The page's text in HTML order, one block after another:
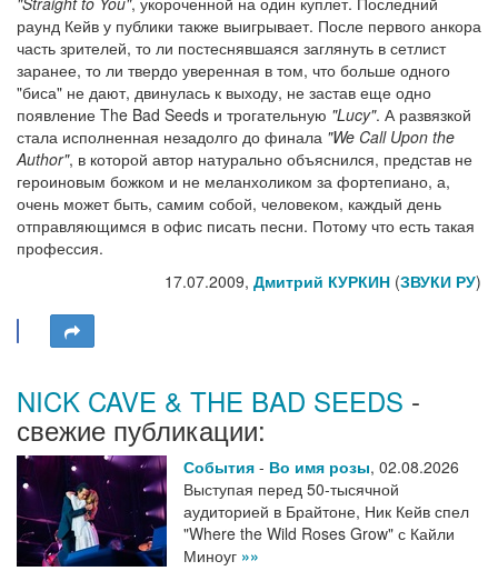
раунд Кейв у публики также выигрывает. После первого анкора
часть зрителей, то ли постеснявшаяся заглянуть в сетлист
заранее, то ли твердо уверенная в том, что больше одного
"биса" не дают, двинулась к выходу, не застав еще одно
появление The Bad Seeds и трогательную "Lucy". А развязкой
стала исполненная незадолго до финала "We Call Upon the
Author", в которой автор натурально объяснился, представ не
героиновым божком и не меланхоликом за фортепиано, а,
очень может быть, самим собой, человеком, каждый день
отправляющимся в офис писать песни. Потому что есть такая
профессия.
17.07.2009, Дмитрий КУРКИН (ЗВУКИ РУ)
NICK CAVE & THE BAD SEEDS -
свежие публикации:
События - Во имя розы, 02.08.2026
Выступая перед 50-тысячной
аудиторией в Брайтоне, Ник Кейв спел
"Where the Wild Roses Grow" с Кайли
Миноуг »»